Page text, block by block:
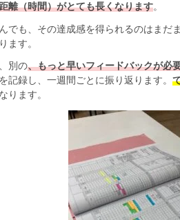
離（時間）がとても長くなります。
でも、その達成感を得られるのはま
ます。
別の、もっと早いフィードバックが必
記録し、一週間ごとに振り返ります。
ります。